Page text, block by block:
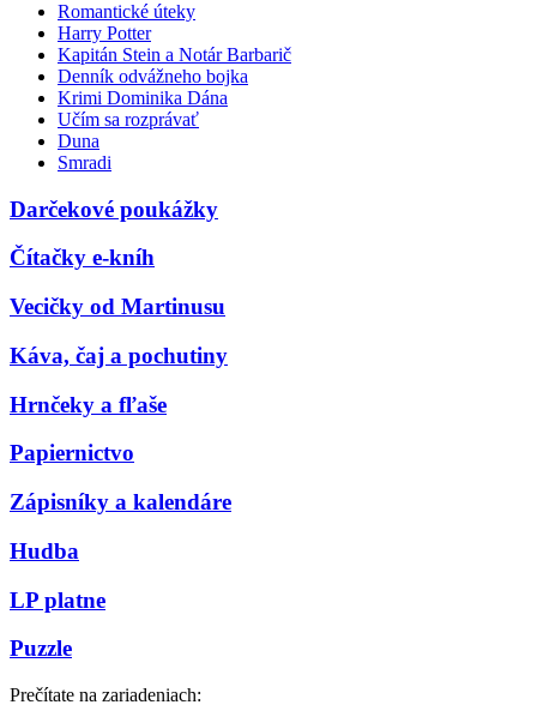
Romantické úteky
Harry Potter
Kapitán Stein a Notár Barbarič
Denník odvážneho bojka
Krimi Dominika Dána
Učím sa rozprávať
Duna
Smradi
Darčekové poukážky
Čítačky e-kníh
Vecičky od Martinusu
Káva, čaj a pochutiny
Hrnčeky a fľaše
Papiernictvo
Zápisníky a kalendáre
Hudba
LP platne
Puzzle
Prečítate na zariadeniach: